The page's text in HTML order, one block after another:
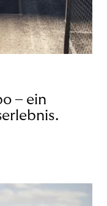
– ein